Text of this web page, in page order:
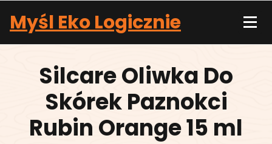
content
Myśl Eko Logicznie
Silcare Oliwka Do
Skórek Paznokci
Rubin Orange 15 ml